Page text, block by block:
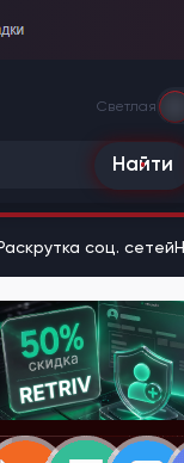
Светлая
Найти
соц. сетей